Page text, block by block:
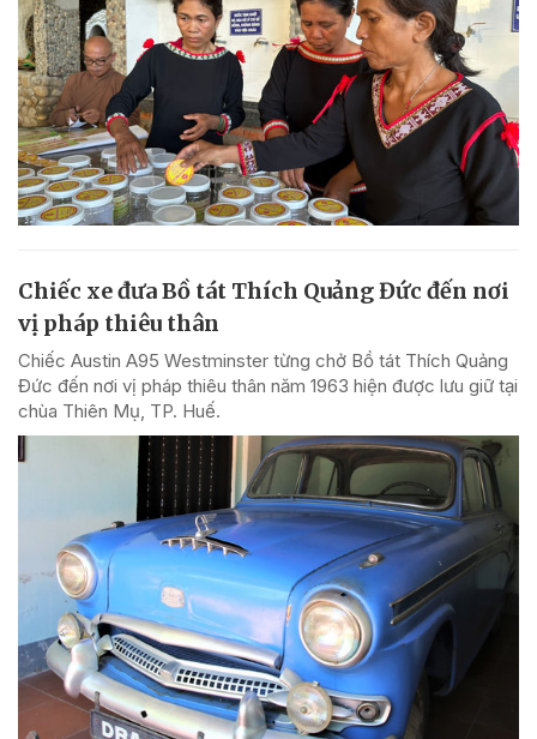
Chiếc xe đưa Bồ tát Thích Quảng Đức đến nơi
vị pháp thiêu thân
Chiếc Austin A95 Westminster từng chở Bồ tát Thích Quảng
Đức đến nơi vị pháp thiêu thân năm 1963 hiện được lưu giữ tại
chùa Thiên Mụ, TP. Huế.